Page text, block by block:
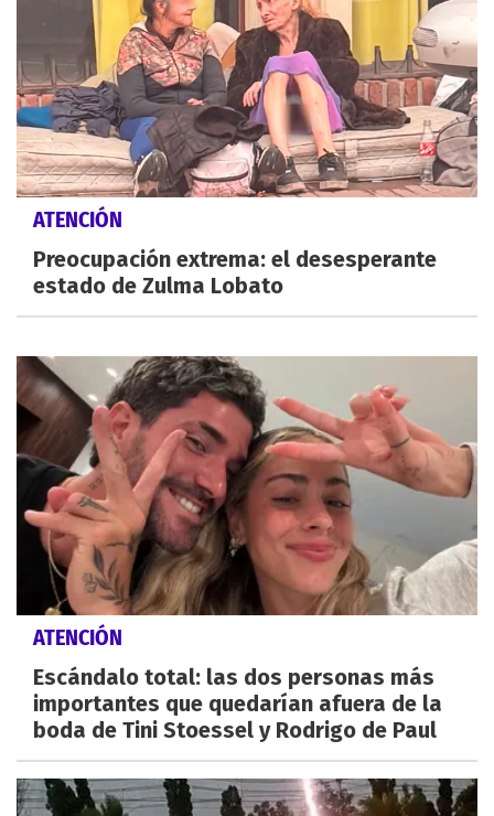
ATENCIÓN
Preocupación extrema: el desesperante
estado de Zulma Lobato
ATENCIÓN
Escándalo total: las dos personas más
importantes que quedarían afuera de la
boda de Tini Stoessel y Rodrigo de Paul